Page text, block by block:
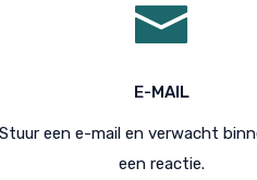
E-MAIL
Stuur een e-mail en verwacht
een reactie.